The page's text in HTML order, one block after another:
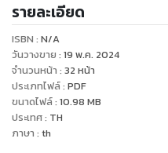
รายละเอียด
ISBN : N/A
วันวางขาย : 19 พ.ค. 2024
จำนวนหน้า : 32 หน้า
ประเภทไฟล์: PDF
ขนาดไฟล์: 10.98 MB
ประเทศ: TH
ภาษา : th